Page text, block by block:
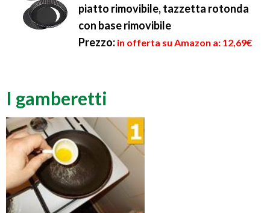
piatto rimovibile, tazzetta rotonda
con base rimovibile
Prezzo: in offerta su Amazon a: 12,69€
I gamberetti